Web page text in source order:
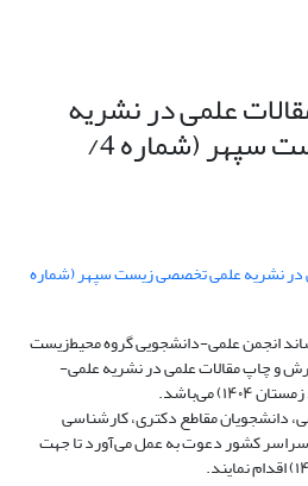
علمی در نشریه
علمی تخصصی زیست سپهر (شماره 4/
انجمن علمی-دانشجویی گروه محیط‌زیست
و چاپ مقالات علمی در نشریه علمی-
دانشجویان مقاطع دکتری، کارشناسی
کشور دعوت به عمل می‌آورد تا جهت